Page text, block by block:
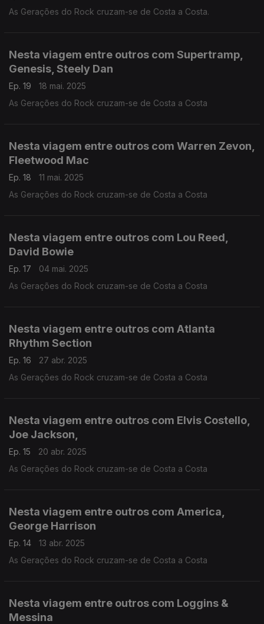
As Gerações do Rock cruzam-se de Costa a Costa.
Nesta viagem entre outros com Supertramp,
Genesis, Steely Dan
Ep. 19
18 mai. 2025
As Gerações do Rock cruzam-se de Costa a Costa
Nesta viagem entre outros com Warren Zevon,
Fleetwood Mac
Ep. 18
11 mai. 2025
As Gerações do Rock cruzam-se de Costa a Costa
Nesta viagem entre outros com Lou Reed,
David Bowie
Ep. 17
04 mai. 2025
As Gerações do Rock cruzam-se de Costa a Costa
Nesta viagem entre outros com Atlanta
Rhythm Section
Ep. 16
27 abr. 2025
As Gerações do Rock cruzam-se de Costa a Costa
Nesta viagem entre outros com Elvis Costello,
Joe Jackson,
Ep. 15
20 abr. 2025
As Gerações do Rock cruzam-se de Costa a Costa
Nesta viagem entre outros com America,
George Harrison
Ep. 14
13 abr. 2025
As Gerações do Rock cruzam-se de Costa a Costa
Nesta viagem entre outros com Loggins &
Messina